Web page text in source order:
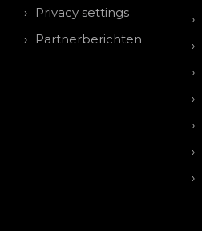
Privacy settings
Partnerberichten